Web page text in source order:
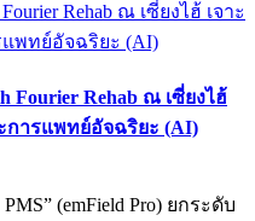
Rehab ณ เซี่ยงไฮ้ เจาะ
พทย์อัจฉริยะ (AI)
Fourier Rehab ณ เซี่ยงไฮ้
ารแพทย์อัจฉริยะ (AI)